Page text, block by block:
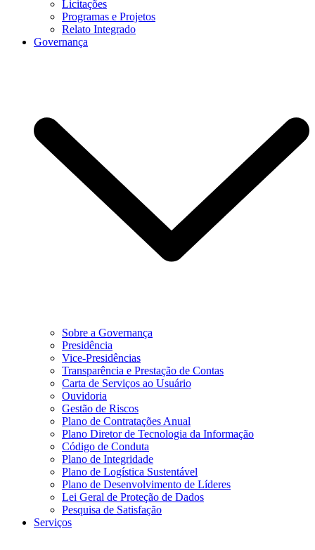
Licitações
Programas e Projetos
Relato Integrado
Governança
Sobre a Governança
Presidência
Vice-Presidências
Transparência e Prestação de Contas
Carta de Serviços ao Usuário
Ouvidoria
Gestão de Riscos
Plano de Contratações Anual
Plano Diretor de Tecnologia da Informação
Código de Conduta
Plano de Integridade
Plano de Logística Sustentável
Plano de Desenvolvimento de Líderes
Lei Geral de Proteção de Dados
Pesquisa de Satisfação
Serviços